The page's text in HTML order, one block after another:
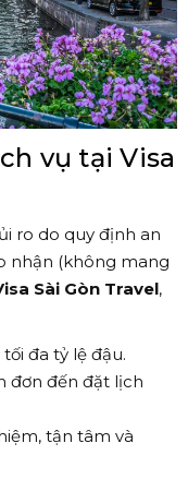
vụ tại Visa
ro do quy định an
nhận (không mang
Sài Gòn Travel,
đa tỷ lệ đậu.
đơn đến đặt lịch
tận tâm và